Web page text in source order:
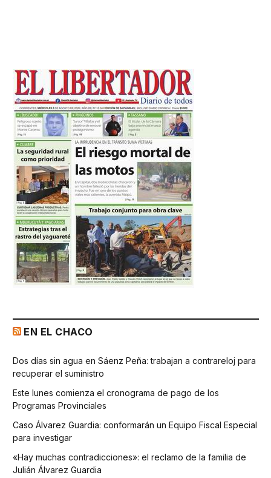
EN EL CHACO
Dos días sin agua en Sáenz Peña: trabajan a contrareloj para
recuperar el suministro
Este lunes comienza el cronograma de pago de los
Programas Provinciales
Caso Álvarez Guardia: conformarán un Equipo Fiscal Especial
para investigar
«Hay muchas contradicciones»: el reclamo de la familia de
Julián Álvarez Guardia